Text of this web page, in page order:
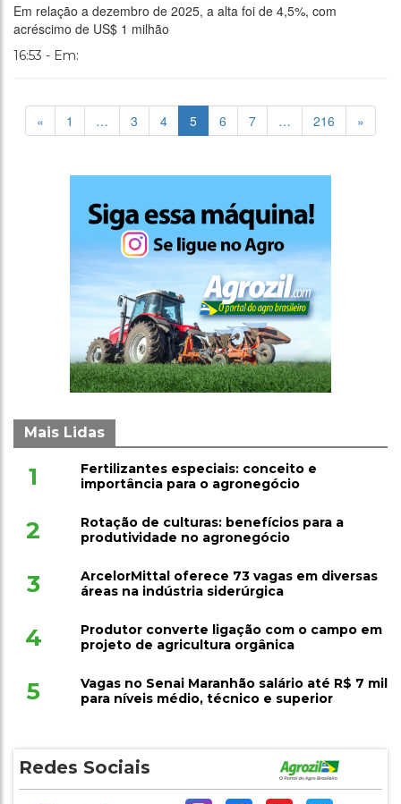
Em relação a dezembro de 2025, a alta foi de 4,5%, com
acréscimo de US$ 1 milhão
16:53 - Em:
« 1 … 3 4 5 6 7 … 216 »
Mais Lidas
1
Fertilizantes especiais: conceito e
importância para o agronegócio
2
Rotação de culturas: benefícios para a
produtividade no agronegócio
3
ArcelorMittal oferece 73 vagas em diversas
áreas na indústria siderúrgica
4
Produtor converte ligação com o campo em
projeto de agricultura orgânica
5
Vagas no Senai Maranhão salário até R$ 7 mil
para níveis médio, técnico e superior
Redes Sociais